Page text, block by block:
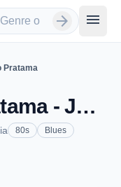
arrow_forward menu
Pratama
Bali Niko Pratama - Jakarta
80s
Blues